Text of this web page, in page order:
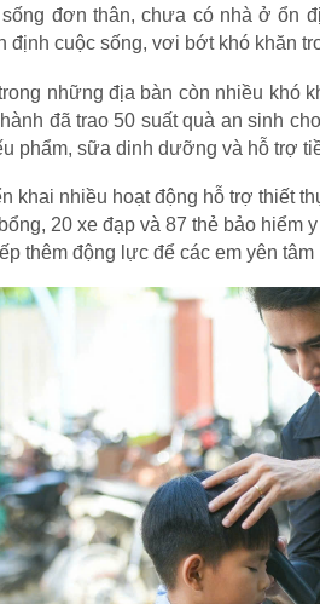
đơn thân, chưa có nhà ở ổn
định cuộc sống, vơi bớt khó khăn
những địa bàn còn nhiều
đã trao 50 suất quà an sinh
phẩm, sữa dinh dưỡng và hỗ trợ
khai nhiều hoạt động hỗ trợ thiết
20 xe đạp và 87 thẻ bảo
thêm động lực để các em yên tâm